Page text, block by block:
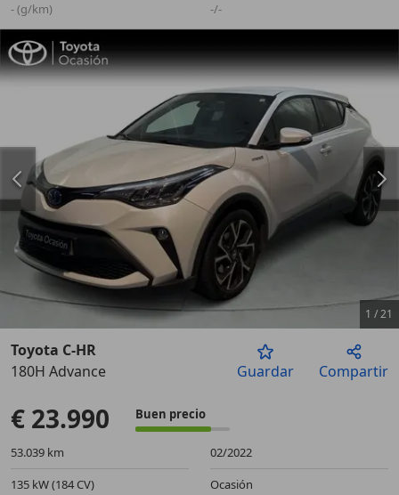
- (g/km)
-/-
Anterior
1 /21
Toyota C-HR
180H Advance
Guardar Compartir
€ 23.990 Buen precio
53.039 km
02/2022
135 kW (184 CV)
Ocasión